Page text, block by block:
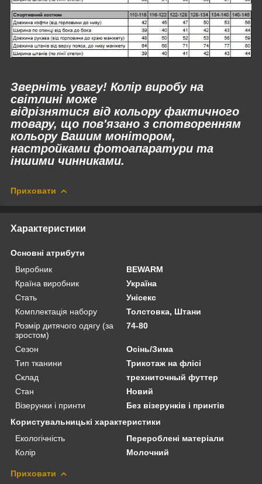
Зверніть увагу! Колір виробу на
світлині може
відрізнятися від кольору фактичного
товару, що пов'язано з спотворенням
кольору Вашим монітором,
настройками фотоапаратури та
іншими чинниками.
Приховати
Характеристики
Основні атрибути
Виробник
BEWARM
Країна виробник
Україна
Стать
Унісекс
Комплектація набору
Толстовка, Штани
Розмір дитячого одягу (за
зростом)
74-80
Сезон
Осінь/Зима
Тип тканини
Трикотаж на флісі
Склад
трехниточный футтер
Стан
Новий
Візерунки і принти
Без візерунків і принтів
Користувальницькі характеристики
Екологічність
Перероблені матеріали
Колір
Молочний
Приховати